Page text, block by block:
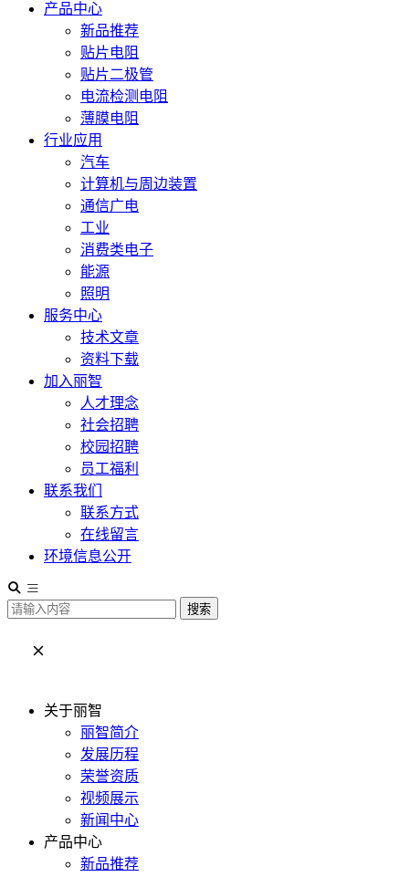
产品中心
新品推荐
贴片电阻
贴片二极管
电流检测电阻
薄膜电阻
行业应用
汽车
计算机与周边装置
通信广电
工业
消费类电子
能源
照明
服务中心
技术文章
资料下载
加入丽智
人才理念
社会招聘
校园招聘
员工福利
联系我们
联系方式
在线留言
环境信息公开
搜索
关于丽智
丽智简介
发展历程
荣誉资质
视频展示
新闻中心
产品中心
新品推荐